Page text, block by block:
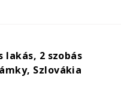
lakás, 2 szobás
Szlovákia